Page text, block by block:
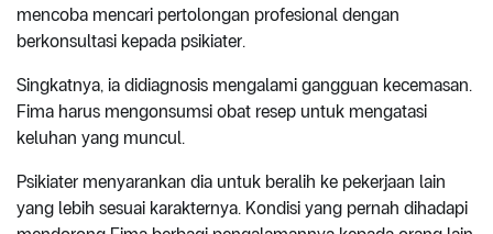
mencoba mencari pertolongan profesional dengan
berkonsultasi kepada psikiater.
Singkatnya, ia didiagnosis mengalami gangguan kecemasan.
Fima harus mengonsumsi obat resep untuk mengatasi
keluhan yang muncul.
Psikiater menyarankan dia untuk beralih ke pekerjaan lain
yang lebih sesuai karakternya. Kondisi yang pernah dihadapi